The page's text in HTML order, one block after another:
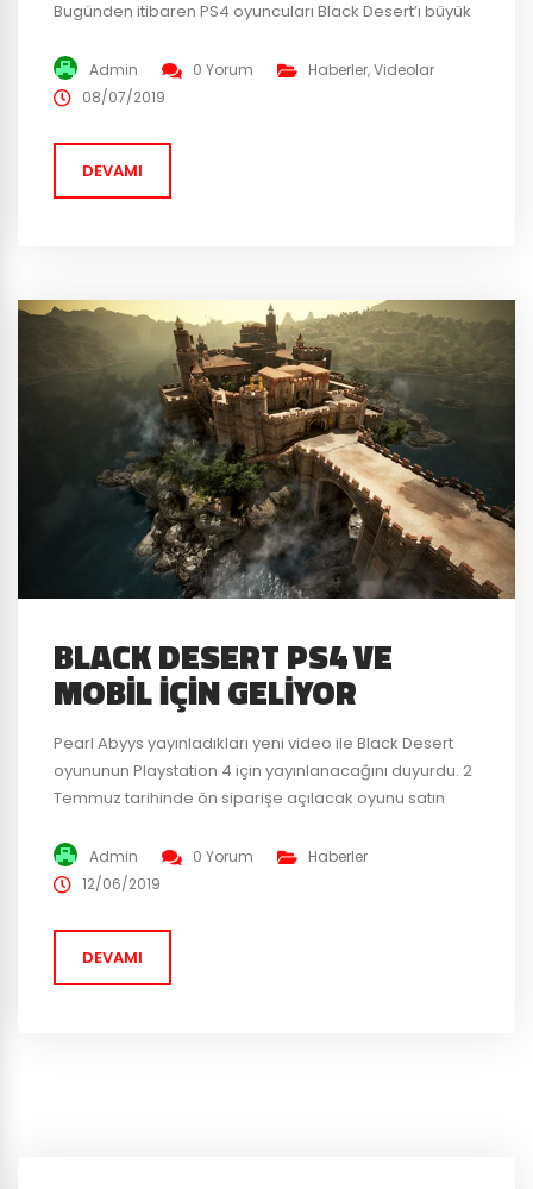
Bugünden itibaren PS4 oyuncuları Black Desert’ı büyük
alabilir durumda, her biri kendi içerisinde oyun içi
eşyalarla ve 2 gün önceden oyuna erişim hakkına
Desert...
Admin 0 Yorum Haberler,Videolar
08/07/2019
DEVAMI
BLACK DESERT PS4 VE
MOBIL İÇIN GELIYOR
Pearl Abyys yayınladıkları yeni video ile Black Desert
oyununun Playstation 4 için yayınlanacağını duyurdu. 2
Temmuz tarihinde ön siparişe açılacak oyunu satın
sürümü Asla dahil tüm dünyada aynı anda
yayınlanacak. Uzun zamandır PC ve Xbox One
görselleri ve zengin dünyasıyla dikkat...
Admin 0 Yorum
Haberler
12/06/2019
DEVAMI